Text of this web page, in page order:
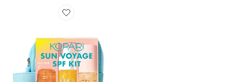
Favorite ÉCRAN SOLAIRE SUN VOYAGE SPF KIT